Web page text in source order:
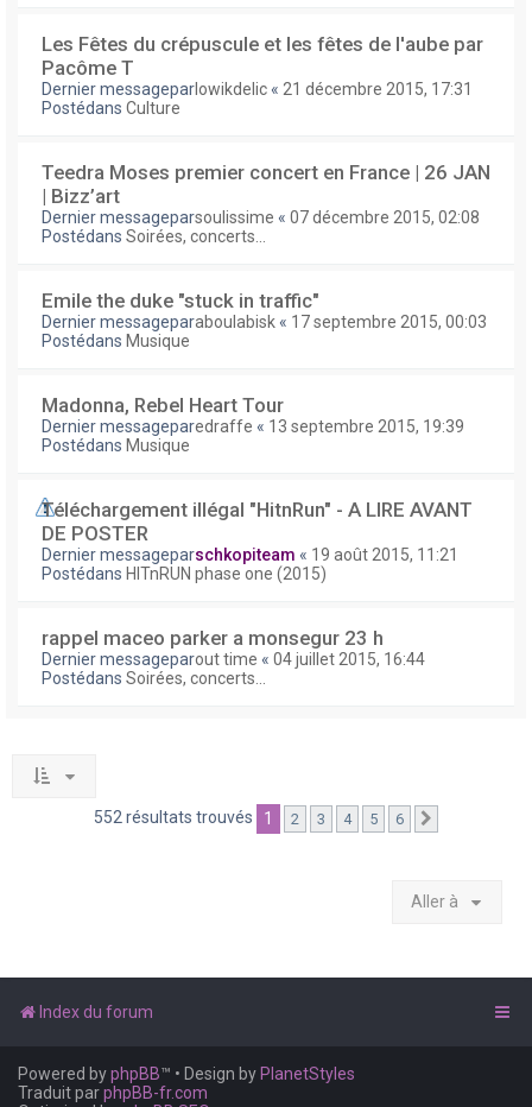
Les Fêtes du crépuscule et les fêtes de l'aube par
Pacôme T
Dernier messageparlowikdelic « 21 décembre 2015, 17:31
Postédans Culture
Teedra Moses premier concert en France | 26 JAN
| Bizz’art
Dernier messageparsoulissime « 07 décembre 2015, 02:08
Postédans Soirées, concerts...
Emile the duke "stuck in traffic"
Dernier messageparaboulabisk « 17 septembre 2015, 00:03
Postédans Musique
Madonna, Rebel Heart Tour
Dernier messageparedraffe « 13 septembre 2015, 19:39
Postédans Musique
Téléchargement illégal "HitnRun" - A LIRE AVANT
DE POSTER
Dernier messageparschkopiteam « 19 août 2015, 11:21
Postédans HITnRUN phase one (2015)
rappel maceo parker a monsegur 23 h
Dernier messageparout time « 04 juillet 2015, 16:44
Postédans Soirées, concerts...
552 résultats trouvés 1 2 3 4 5 6
Aller à
Index du forum
Powered byphpBB™ • Design by PlanetStyles
Traduit parphpBB-fr.com